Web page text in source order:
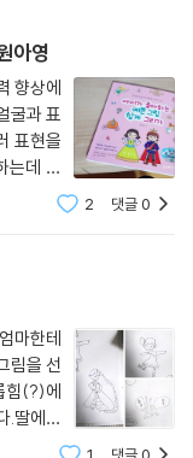
아영
향상에
굴과 표
표현을
는데 동
로 골랐
.공주
2 댓글0
마한테
림을 선
힘(?)에
.딸에게
ㅎㅎㅎ